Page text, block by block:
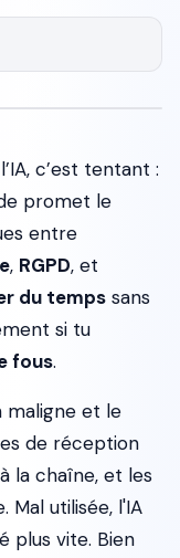
c’est tentant :
promet le
entre
, RGPD, et
du temps sans
si tu
fous.
maligne et le
de réception
la chaîne, et les
Mal utilisée, l'IA
plus vite. Bien